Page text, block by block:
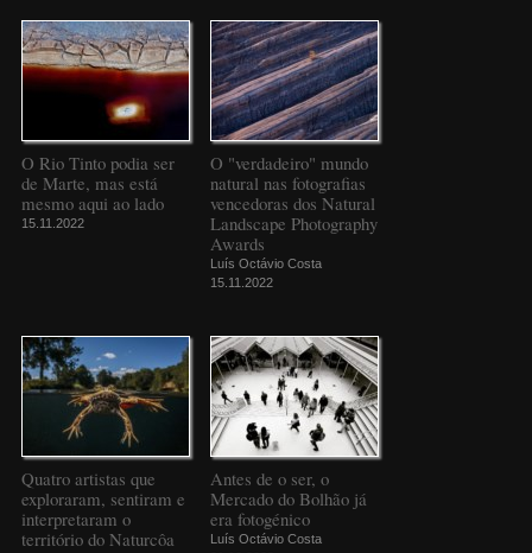
O Rio Tinto podia ser
de Marte, mas está
mesmo aqui ao lado
15.11.2022
O "verdadeiro" mundo
natural nas fotografias
vencedoras dos Natural
Landscape Photography
Awards
Luís Octávio Costa
15.11.2022
Quatro artistas que
exploraram, sentiram e
interpretaram o
território do Naturcôa
Antes de o ser, o
Mercado do Bolhão já
era fotogénico
Luís Octávio Costa